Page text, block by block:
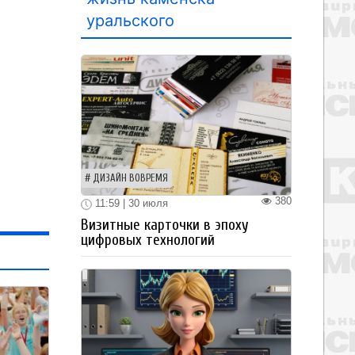
уральского
ДИЗАЙН ВОВРЕМЯ
380
11:59 | 30 июля
Визитные карточки в эпоху
цифровых технологий